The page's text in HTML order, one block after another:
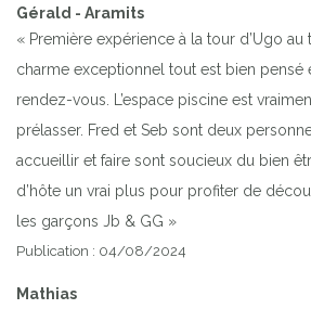
Gérald - Aramits
« Première expérience à la tour d’Ugo au
charme exceptionnel tout est bien pensé
rendez-vous. L’espace piscine est
prélasser. Fred et Seb sont deux
accueillir et faire sont soucieux du bien
d’hôte un vrai plus pour profiter de
les garçons Jb & GG »
Publication : 04/08/2024
Mathias